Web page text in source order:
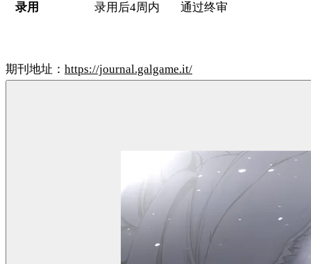
录用 录用后4周内 通过终审
期刊地址： https://journal.galgame.it/